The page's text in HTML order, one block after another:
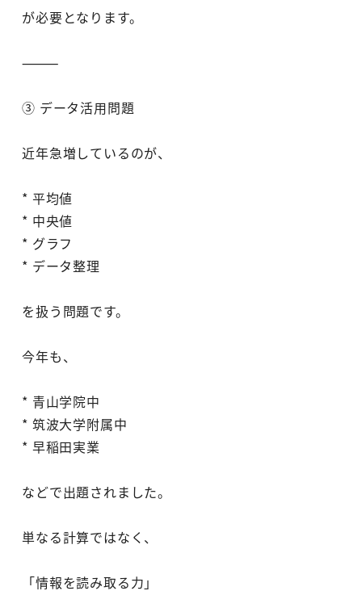
が必要となります。
⸻
③ データ活用問題
近年急増しているのが、
* 平均値
* 中央値
* グラフ
* データ整理
を扱う問題です。
今年も、
* 青山学院中
* 筑波大学附属中
* 早稲田実業
などで出題されました。
単なる計算ではなく、
「情報を読み取る力」